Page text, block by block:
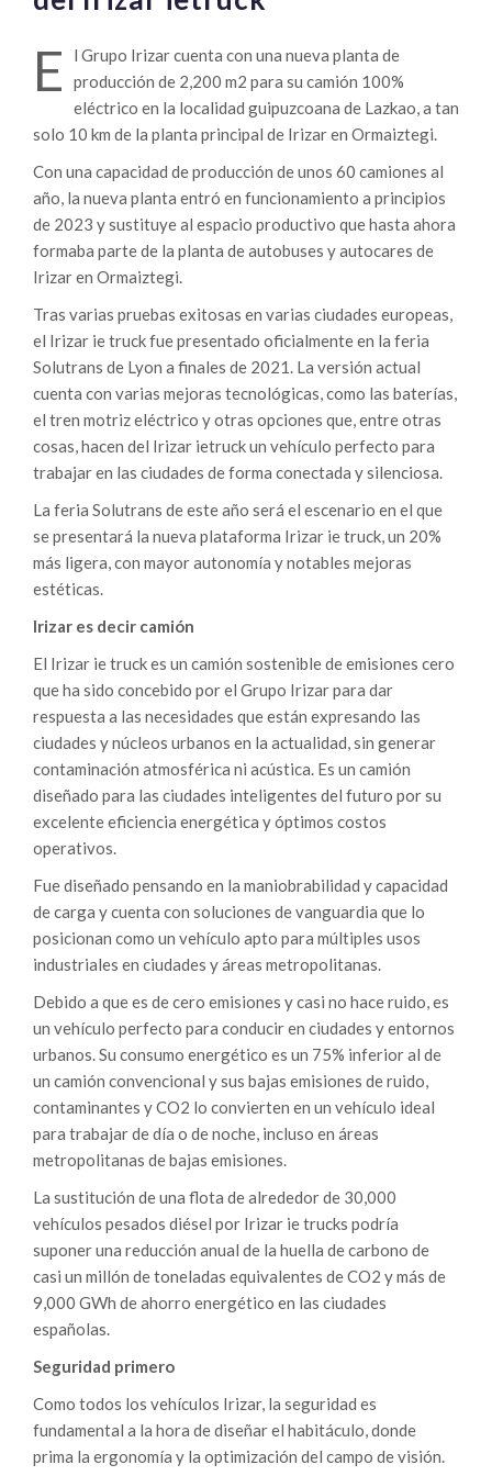
E
l Grupo Irizar cuenta con una nueva planta de
producción de 2,200 m2 para su camión 100%
eléctrico en la localidad guipuzcoana de Lazkao, a tan
solo 10 km de la planta principal de Irizar en Ormaiztegi.
Con una capacidad de producción de unos 60 camiones al
año, la nueva planta entró en funcionamiento a principios
de 2023 y sustituye al espacio productivo que hasta ahora
formaba parte de la planta de autobuses y autocares de
Irizar en Ormaiztegi.
Tras varias pruebas exitosas en varias ciudades europeas,
el Irizar ie truck fue presentado oficialmente en la feria
Solutrans de Lyon a finales de 2021. La versión actual
cuenta con varias mejoras tecnológicas, como las baterías,
el tren motriz eléctrico y otras opciones que, entre otras
cosas, hacen del Irizar ietruck un vehículo perfecto para
trabajar en las ciudades de forma conectada y silenciosa.
La feria Solutrans de este año será el escenario en el que
se presentará la nueva plataforma Irizar ie truck, un 20%
más ligera, con mayor autonomía y notables mejoras
estéticas.
Irizar es decir camión
El Irizar ie truck es un camión sostenible de emisiones cero
que ha sido concebido por el Grupo Irizar para dar
respuesta a las necesidades que están expresando las
ciudades y núcleos urbanos en la actualidad, sin generar
contaminación atmosférica ni acústica. Es un camión
diseñado para las ciudades inteligentes del futuro por su
excelente eficiencia energética y óptimos costos
operativos.
Fue diseñado pensando en la maniobrabilidad y capacidad
de carga y cuenta con soluciones de vanguardia que lo
posicionan como un vehículo apto para múltiples usos
industriales en ciudades y áreas metropolitanas.
Debido a que es de cero emisiones y casi no hace ruido, es
un vehículo perfecto para conducir en ciudades y entornos
urbanos. Su consumo energético es un 75% inferior al de
un camión convencional y sus bajas emisiones de ruido,
contaminantes y CO2 lo convierten en un vehículo ideal
para trabajar de día o de noche, incluso en áreas
metropolitanas de bajas emisiones.
La sustitución de una flota de alrededor de 30,000
vehículos pesados diésel por Irizar ie trucks podría
suponer una reducción anual de la huella de carbono de
casi un millón de toneladas equivalentes de CO2 y más de
9,000 GWh de ahorro energético en las ciudades
españolas.
Seguridad primero
Como todos los vehículos Irizar, la seguridad es
fundamental a la hora de diseñar el habitáculo, donde
prima la ergonomía y la optimización del campo de visión.